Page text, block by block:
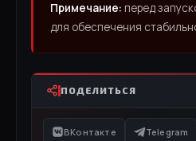
Примечание: перед
для обеспечения
ПОДЕЛИТЬСЯ
ВКонтакте Telegram